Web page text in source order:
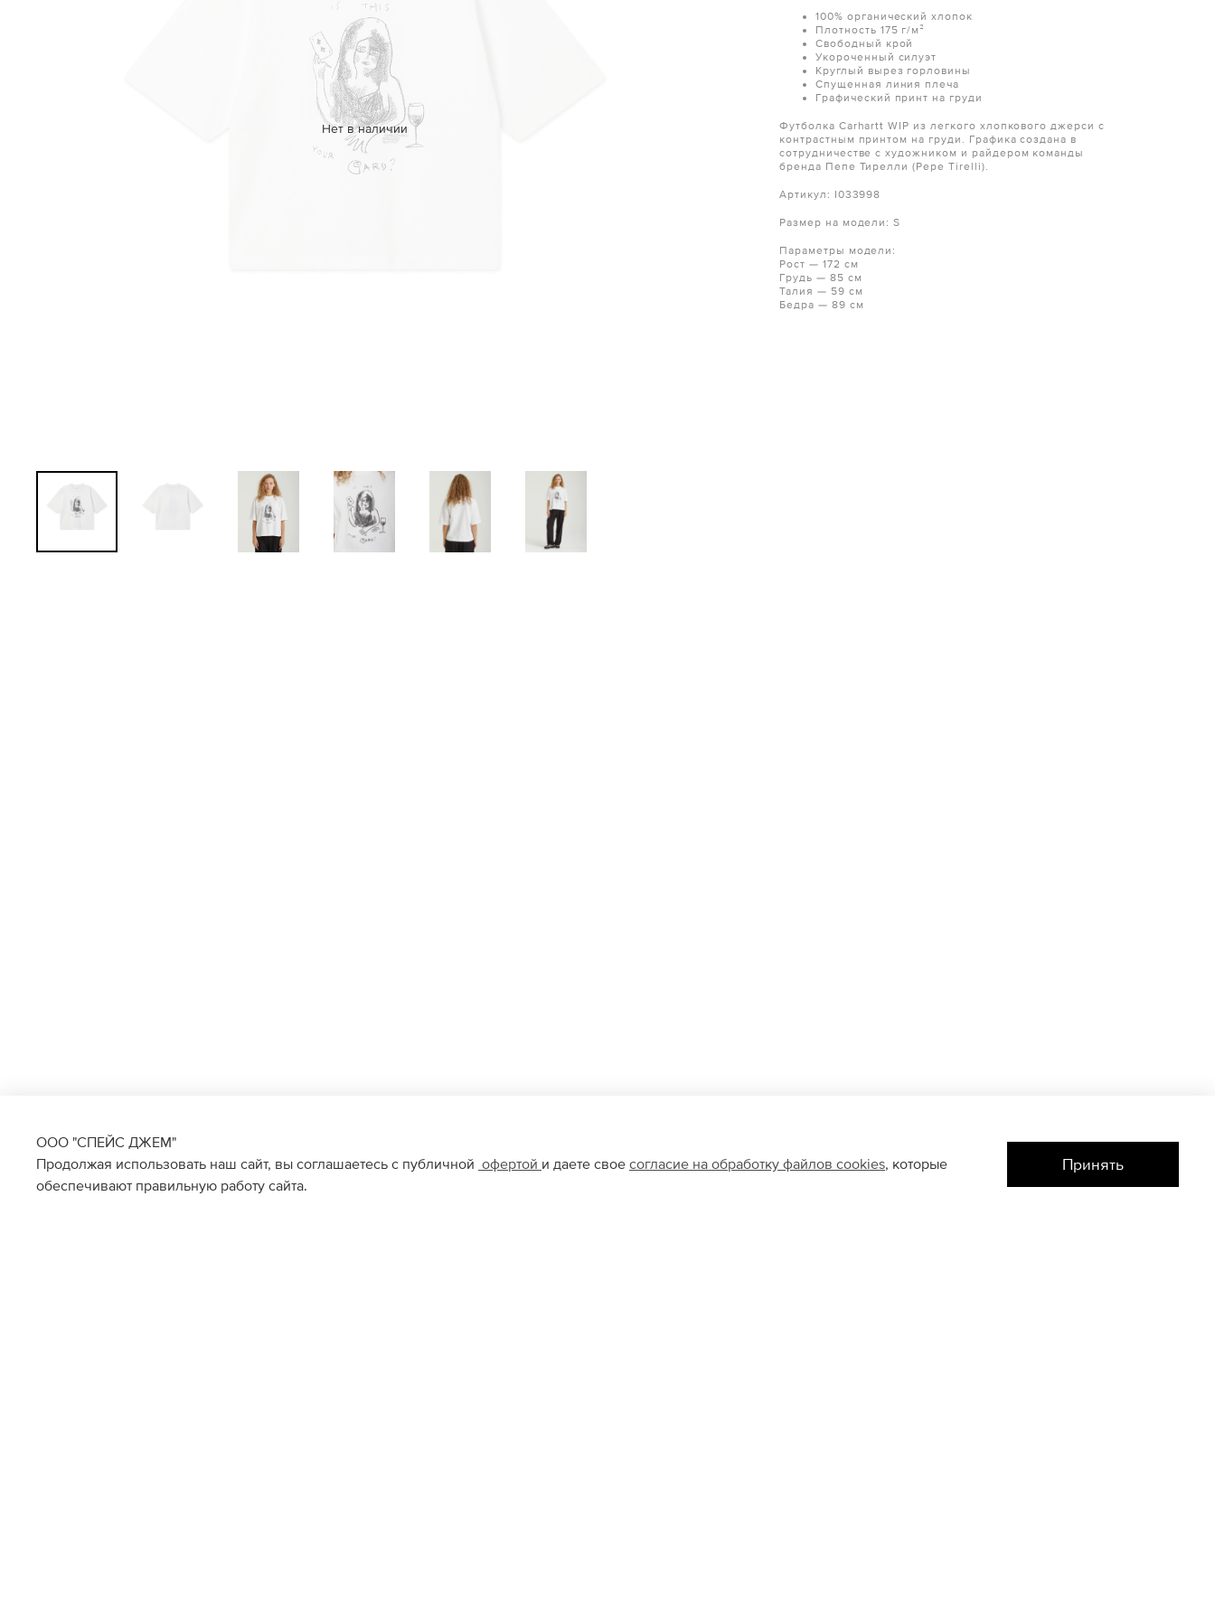
Нет в наличии
100% органический хлопок
Плотность 175 г/м²
Свободный крой
Укороченный силуэт
Круглый вырез горловины
Спущенная линия плеча
Графический принт на груди
Футболка Carhartt WIP из легкого хлопкового джерси с
контрастным принтом на груди. Графика создана в
сотрудничестве с художником и райдером команды
бренда Пепе Тирелли (Pepe Tirelli).
Артикул: I033998
Размер на модели:S
Параметры модели:
Рост — 172 см
Грудь — 85 см
Талия — 59 см
Бедра — 89 см
ООО "СПЕЙС ДЖЕМ"
Продолжая использовать наш сайт, вы соглашаетесь с публичной офертой и даете свое согласие на обработку файлов cookies, которые
обеспечивают правильную работу сайта.
Принять